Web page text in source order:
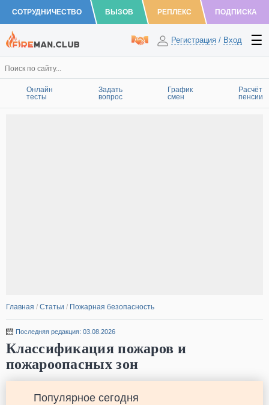
СОТРУДНИЧЕСТВО ВЫЗОВ РЕПЛЕКС ПОДПИСКА
Регистрация / Вход
Онлайн
тесты
Задать
вопрос
График
смен
Расчёт
пенсии
Главная / Статьи / Пожарная безопасность
Последняя редакция: 03.08.2026
Классификация пожаров и
пожароопасных зон
Популярное сегодня